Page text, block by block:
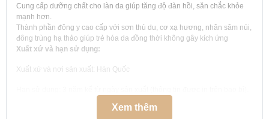
Cung cấp dưỡng chất cho làn da giúp tăng độ đàn hồi, săn chắc khỏe
mạnh hơn.
Thành phần đông y cao cấp với sơn thù du, cơ xạ hương, nhân sâm núi,
đông trùng hạ thảo giúp trẻ hóa da đồng thời không gây kích ứng
Xuất xứ và hạn sử dụng:
Xuất xứ và nơi sản xuất: Hàn Quốc
Xem thêm